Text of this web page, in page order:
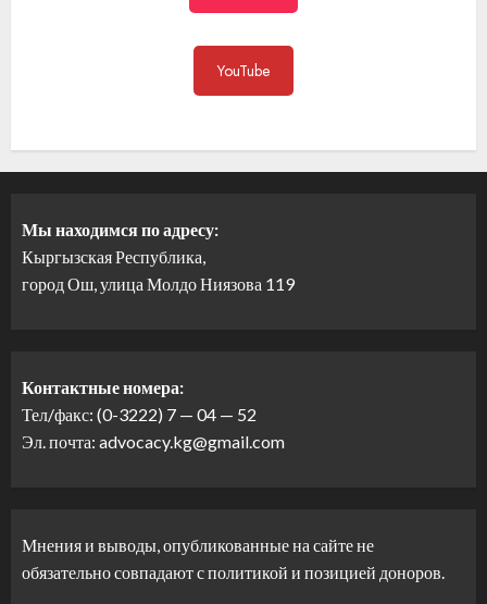
YouTube
Мы находимся по адресу:
Кыргызская Республика,
город Ош, улица Молдо Ниязова 119
Контактные номера:
Тел/факс: (0-3222) 7 — 04 — 52
Эл. почта: advocacy.kg@gmail.com
Мнения и выводы, опубликованные на сайте не
обязательно совпадают с политикой и позицией доноров.